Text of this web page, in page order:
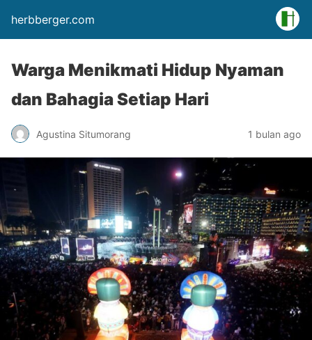
herbberger.com
Warga Menikmati Hidup Nyaman
dan Bahagia Setiap Hari
Agustina Situmorang 1 bulan ago